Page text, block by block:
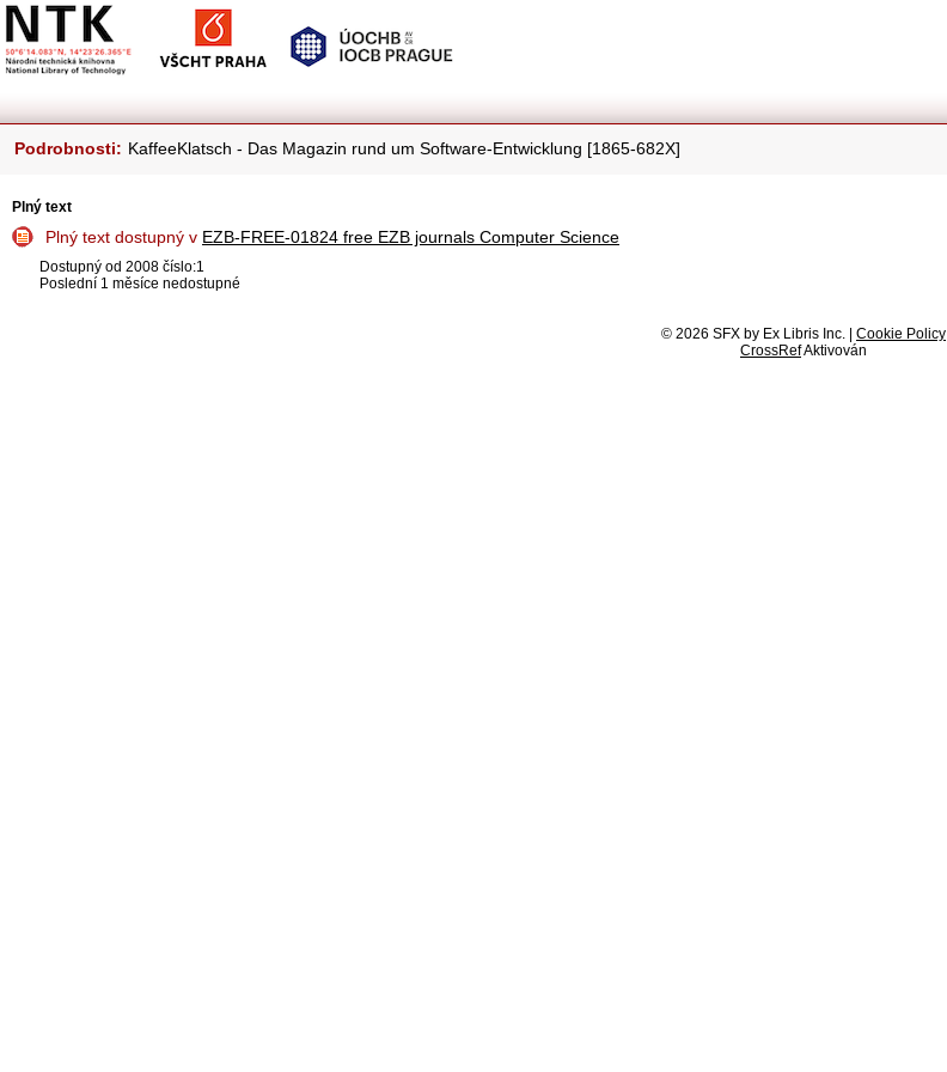
Podrobnosti: KaffeeKlatsch - Das Magazin rund um Software-Entwicklung [1865-682X]
Plný text
Plný text dostupný v EZB-FREE-01824 free EZB journals Computer Science
Dostupný od 2008 číslo:1
Poslední 1 měsíce nedostupné
© 2026 SFX by Ex Libris Inc. | Cookie Policy
CrossRefAktivován